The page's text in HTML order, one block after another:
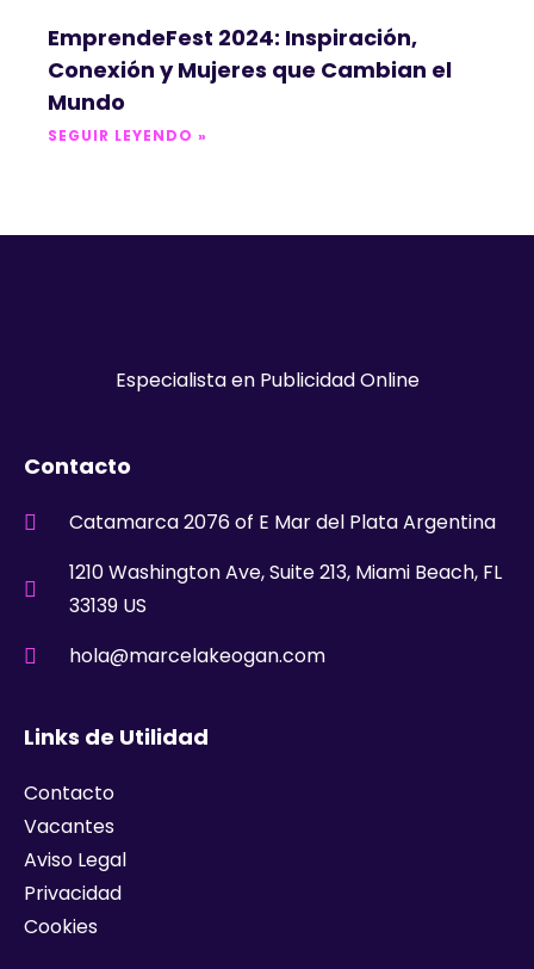
EmprendeFest 2024: Inspiración,
Conexión y Mujeres que Cambian el
Mundo
SEGUIR LEYENDO »
Especialista en Publicidad Online
Contacto
Catamarca 2076 of E Mar del Plata Argentina
1210 Washington Ave, Suite 213, Miami Beach, FL
33139 US
hola@marcelakeogan.com
Links de Utilidad
Contacto
Vacantes
Aviso Legal
Privacidad
Cookies